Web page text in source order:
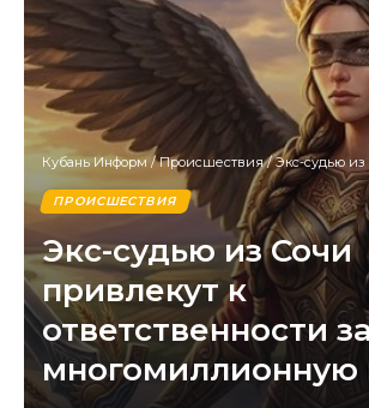
Кубань Информ /Происшествия/Экс-судью из Сочи привлекут к
ПРОИСШЕСТВИЯ
Экс-судью из Сочи
привлекут к
ответственности
многомиллионную